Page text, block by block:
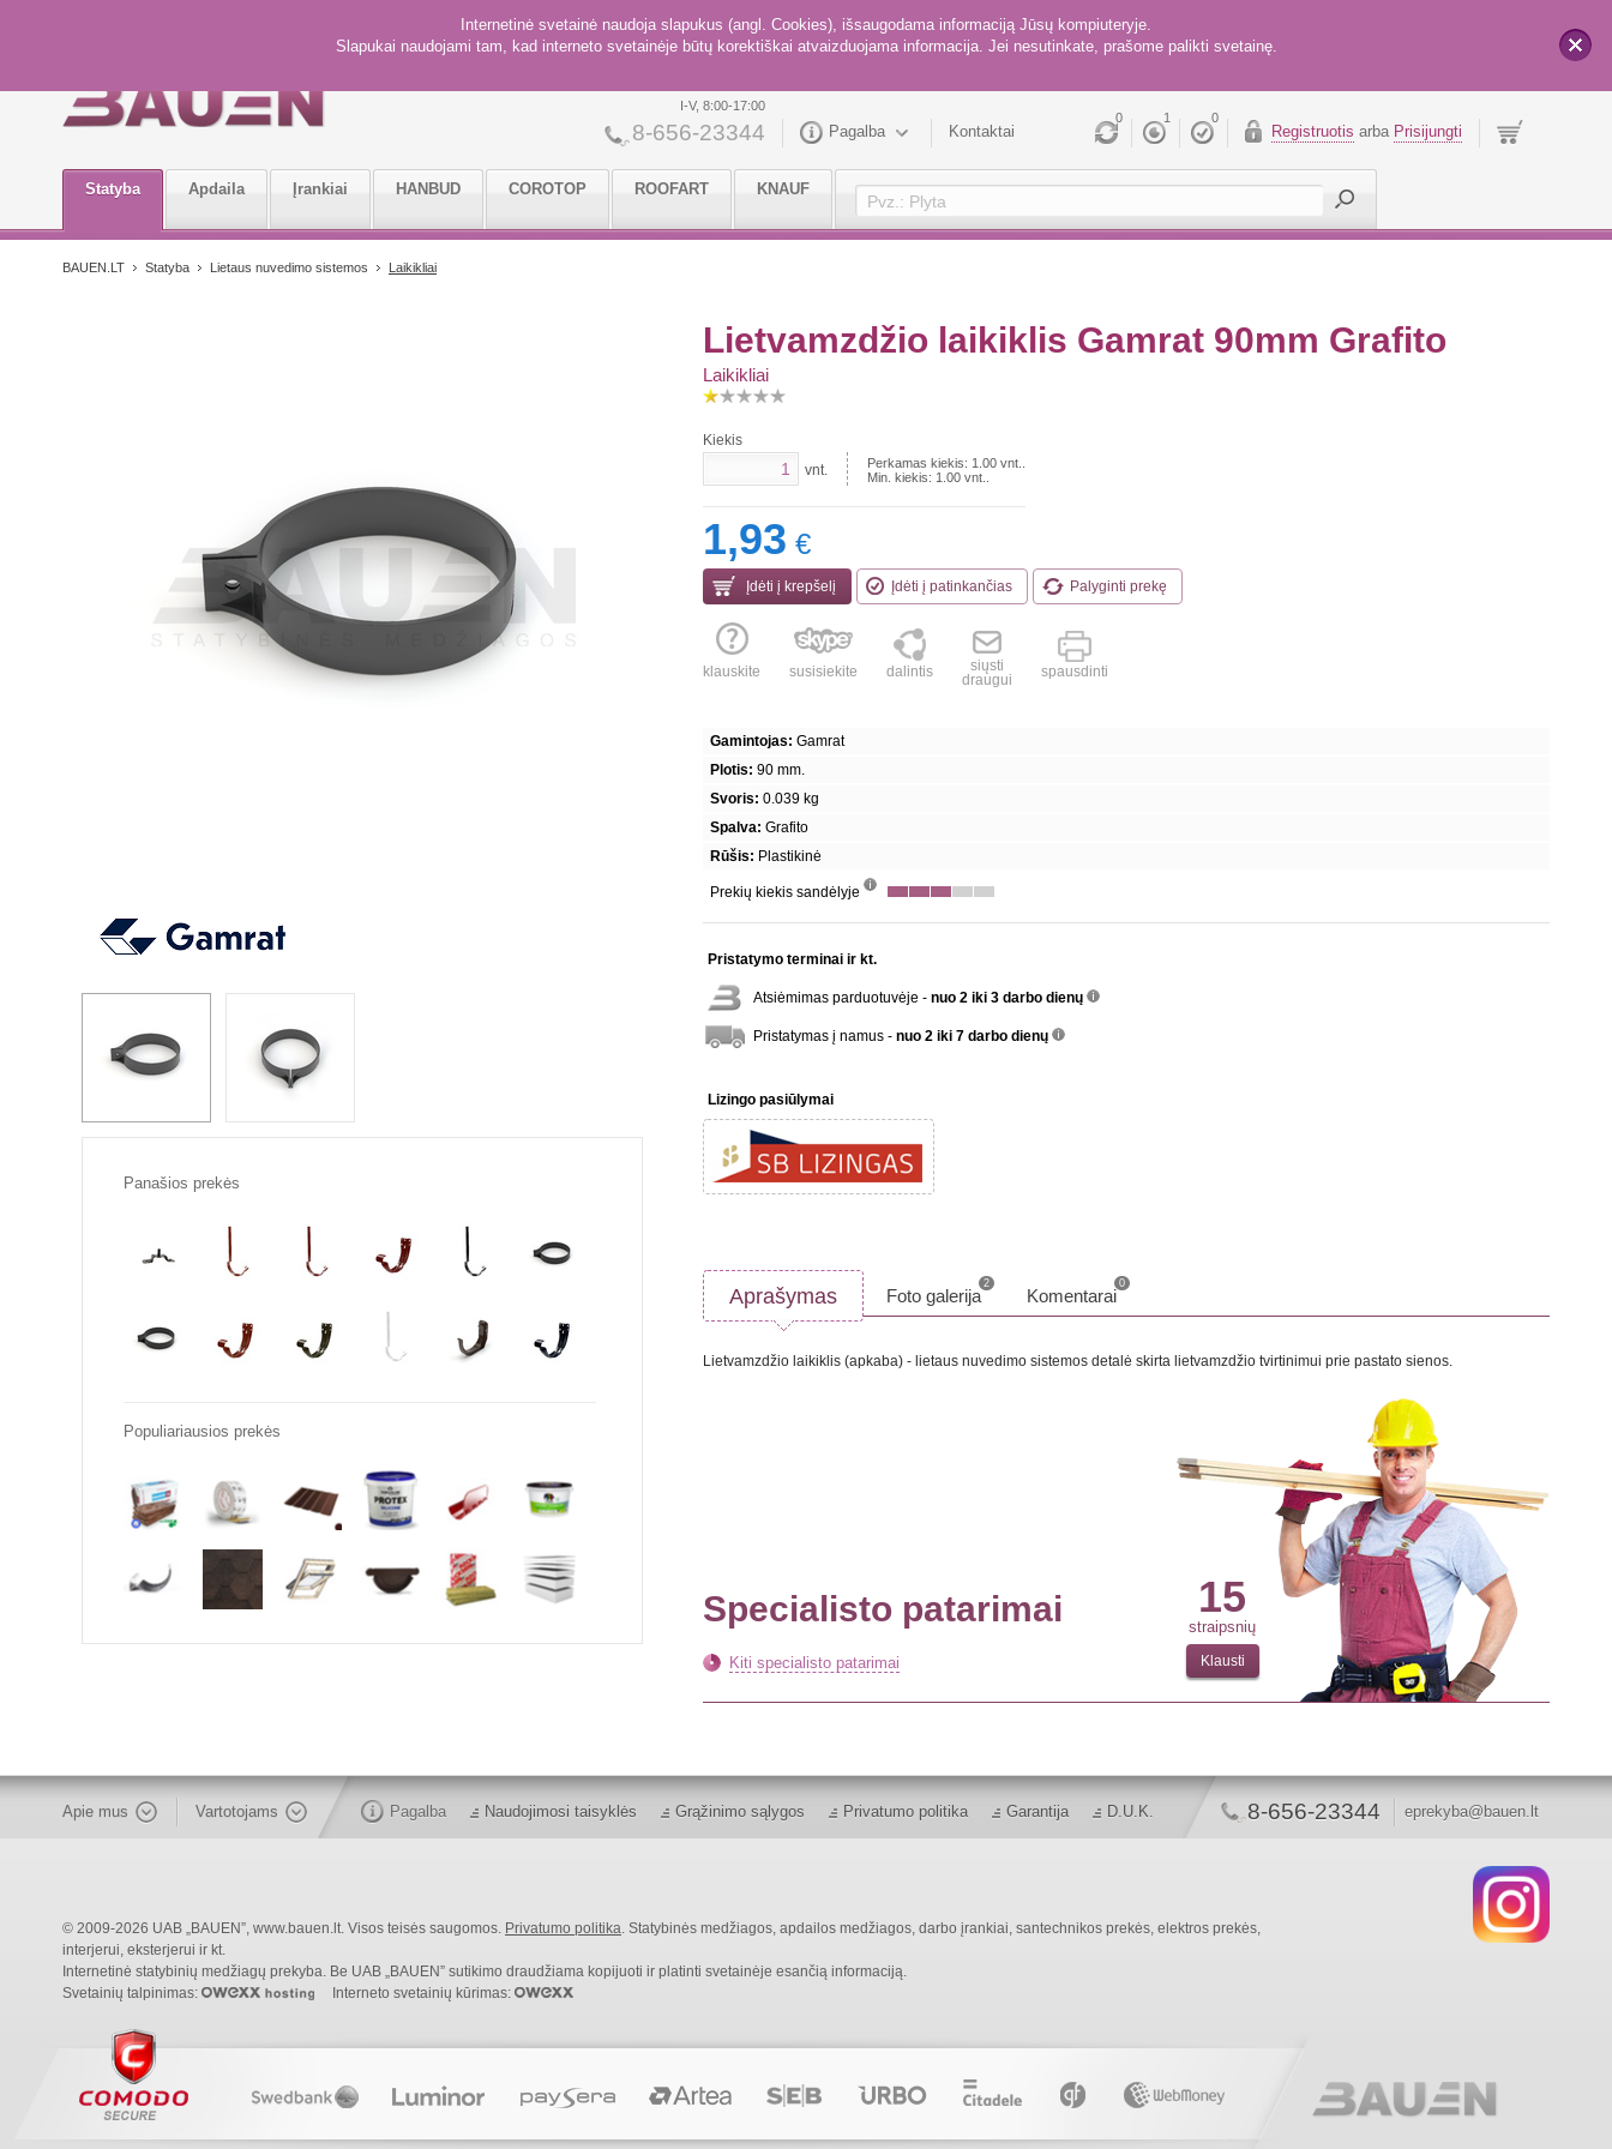
Internetinė svetainė naudoja slapukus (angl. Cookies), išsaugodama informaciją Jūsų kompiuteryje.
Slapukai naudojami tam, kad interneto svetainėje būtų korektiškai atvaizduojama informacija. Jei nesutinkate, prašome palikti svetainę.
0 1 0
Registruotis arba Prisijungti
I-V, 8:00-17:00
8-656-23344 Pagalba Kontaktai
Statyba Apdaila Įrankiai HANBUD COROTOP ROOFART KNAUF
BAUEN.LT Statyba Lietaus nuvedimo sistemos Laikikliai
Lietvamzdžio laikiklis Gamrat 90mm Grafito
Laikikliai
Kiekis
vnt.
Perkamas kiekis: 1.00 vnt..
Min. kiekis: 1.00 vnt..
1,93 €
Įdėti į krepšelį Įdėti į patinkančias Palyginti prekę
klauskite susisiekite dalintis
siųsti
draugui
spausdinti
Gamintojas: Gamrat
Plotis: 90 mm.
Svoris: 0.039 kg
Spalva: Grafito
Rūšis: Plastikinė
Prekių kiekis sandėlyje
Pristatymo terminai ir kt.
Atsiėmimas parduotuvėje - nuo 2 iki 3 darbo dienų
Pristatymas į namus - nuo 2 iki 7 darbo dienų
Lizingo pasiūlymai
Aprašymas Foto galerija
2
Komentarai
0
Lietvamzdžio laikiklis (apkaba) - lietaus nuvedimo sistemos detalė skirta lietvamzdžio tvirtinimui prie pastato sienos.
Specialisto patarimai
Kiti specialisto patarimai
15
straipsnių
Klausti
Panašios prekės
Populiariausios prekės
Apie mus Vartotojams Pagalba Naudojimosi taisyklės Grąžinimo sąlygos Privatumo politika Garantija D.U.K. 8-656-23344 eprekyba@bauen.lt
© 2009-2026 UAB „BAUEN”, www.bauen.lt. Visos teisės saugomos. Privatumo politika. Statybinės medžiagos, apdailos medžiagos, darbo įrankiai, santechnikos prekės, elektros prekės,
interjerui, eksterjerui ir kt.
Internetinė statybinių medžiagų prekyba. Be UAB „BAUEN” sutikimo draudžiama kopijuoti ir platinti svetainėje esančią informaciją.
Svetainių talpinimas:
Interneto svetainių kūrimas: